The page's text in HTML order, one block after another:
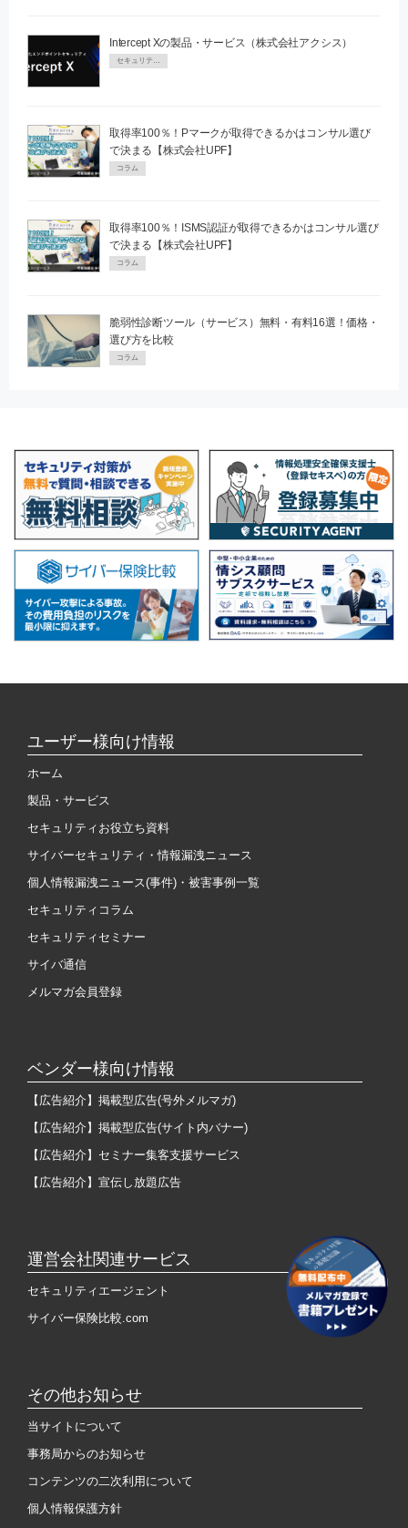
Intercept Xの製品・サービス（株式会社アクシス）
セキュリティPR
取得率100％！Pマークが取得できるかはコンサル選び
で決まる【株式会社UPF】
コラム
取得率100％！ISMS認証が取得できるかはコンサル選び
で決まる【株式会社UPF】
コラム
脆弱性診断ツール（サービス）無料・有料16選！価格・
選び方を比較
コラム
ユーザー様向け情報
ホーム
製品・サービス
セキュリティお役立ち資料
サイバーセキュリティ・情報漏洩ニュース
個人情報漏洩ニュース(事件)・被害事例一覧
セキュリティコラム
セキュリティセミナー
サイバ通信
メルマガ会員登録
ベンダー様向け情報
【広告紹介】掲載型広告(号外メルマガ)
【広告紹介】掲載型広告(サイト内バナー)
【広告紹介】セミナー集客支援サービス
【広告紹介】宣伝し放題広告
運営会社関連サービス
セキュリティエージェント
サイバー保険比較.com
その他お知らせ
当サイトについて
事務局からのお知らせ
コンテンツの二次利用について
個人情報保護方針